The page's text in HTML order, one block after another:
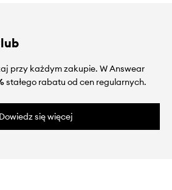
przy każdym zakupie. W Answear
stałego rabatu od cen regularnych.
Dowiedz się więcej